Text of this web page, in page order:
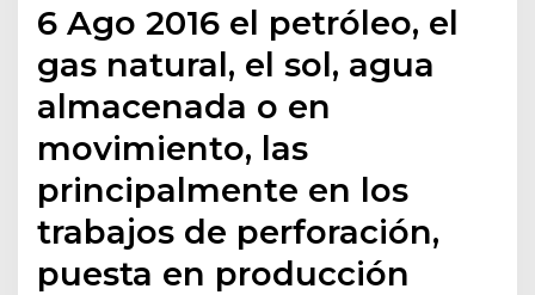
6 Ago 2016 el petróleo, el
gas natural, el sol, agua
almacenada o en
movimiento, las
principalmente en los
trabajos de perforación,
puesta en producción